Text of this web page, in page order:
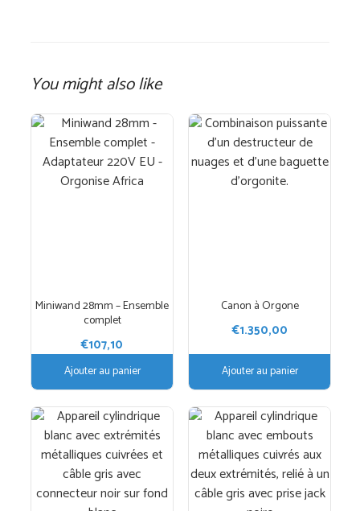
You might also like
Miniwand 28mm – Ensemble
complet
€107,10
Ajouter au panier
Canon à Orgone
€1.350,00
Ajouter au panier